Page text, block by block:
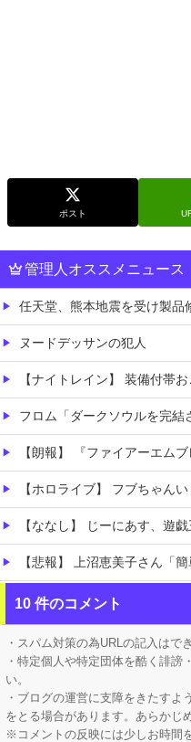
ポスト
管理人オススメニュース
任天堂、熊本地震を受け製品
ヌードデッサンの犯人
【ナイトレイン】 装備付帯おごりまくっ
フロム「ダークソウルを完
【朗報】 『ファイアーエムブレム 万紫
【ホロライブ】 フブちゃん
【ななし】 じーにあす、遊戯王で今月もダイヤ到達！『先生も
【悲報】 上沼恵美子さん「簡単にそ
職場の人妻と不倫をして、つ
このパソコン買おうか迷って
10 件のコメント
・スパム対策の為URLの記入はで
・特定個人や特定団体を酷く誹謗
い。
・ブログの運営に支障をきたす
をとる場合があります。あらかじ
※コメントの反映には少しお時間